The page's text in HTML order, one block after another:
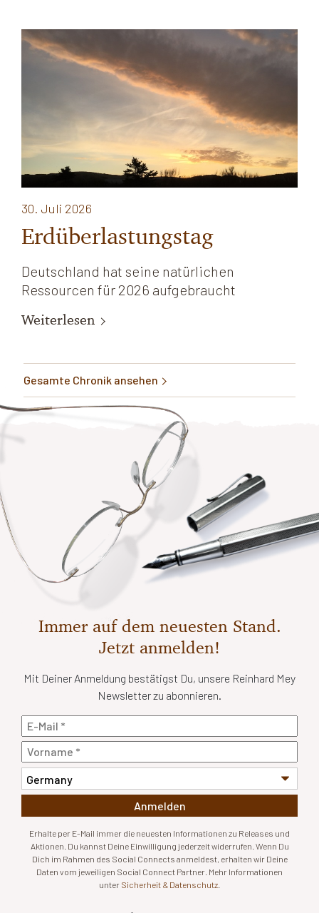
30. Juli 2026
Erdüberlastungstag
Deutschland hat seine natürlichen
Ressourcen für 2026 aufgebraucht
Weiterlesen
Gesamte Chronik ansehen
Immer auf dem neuesten Stand.
Jetzt anmelden!
Mit Deiner Anmeldung bestätigst Du, unsere Reinhard Mey
Newsletter zu abonnieren.
Anmelden
Erhalte per E-Mail immer die neuesten Informationen zu Releases und
Aktionen. Du kannst Deine Einwilligung jederzeit widerrufen. Wenn Du
Dich im Rahmen des Social Connects anmeldest, erhalten wir Deine
Daten vom jeweiligen Social Connect Partner. Mehr Informationen
unter Sicherheit & Datenschutz